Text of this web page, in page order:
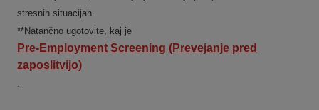
stresnih situacijah.
**Natančno ugotovite, kaj je
Pre-Employment Screening (Prevejanje pred
zaposlitvijo)
.